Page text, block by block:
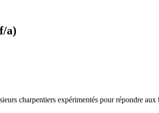
a)
charpentiers expérimentés pour répondre